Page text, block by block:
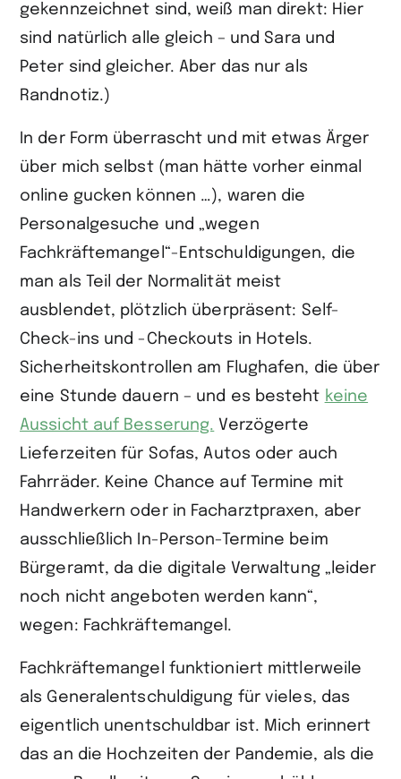
gekennzeichnet sind, weiß man direkt: Hier
sind natürlich alle gleich – und Sara und
Peter sind gleicher. Aber das nur als
Randnotiz.)
In der Form überrascht und mit etwas Ärger
über mich selbst (man hätte vorher einmal
online gucken können …), waren die
Personalgesuche und „wegen
Fachkräftemangel“-Entschuldigungen, die
man als Teil der Normalität meist
ausblendet, plötzlich überpräsent: Self-
Check-ins und -Checkouts in Hotels.
Sicherheitskontrollen am Flughafen, die über
eine Stunde dauern – und es besteht keine
Aussicht auf Besserung. Verzögerte
Lieferzeiten für Sofas, Autos oder auch
Fahrräder. Keine Chance auf Termine mit
Handwerkern oder in Facharztpraxen, aber
ausschließlich In-Person-Termine beim
Bürgeramt, da die digitale Verwaltung „leider
noch nicht angeboten werden kann“,
wegen: Fachkräftemangel.
Fachkräftemangel funktioniert mittlerweile
als Generalentschuldigung für vieles, das
eigentlich unentschuldbar ist. Mich erinnert
das an die Hochzeiten der Pandemie, als die